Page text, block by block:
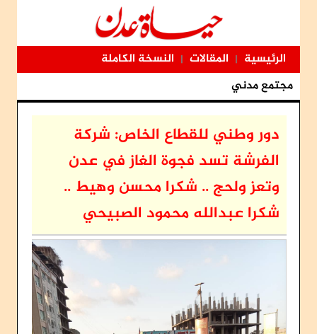
الرئيسية | المقالات | النسخة الكاملة
مجتمع مدني
دور وطني للقطاع الخاص: شركة
الفرشة تسد فجوة الغاز في عدن
وتعز ولحج .. شكرا محسن وهيط ..
شكرا عبدالله محمود الصبيحي